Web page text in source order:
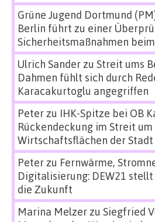
Grüne Jugend Dortmund
Berlin führt zu einer
Sicherheitsmaßnahmen
Ulrich Sanderzu Streit ums
Dahmen fühlt sich durch
Karacakurtoglu angegriffen
Peterzu IHK-Spitze bei OB
Rückendeckung im Streit um
Wirtschaftsflächen der Stadt
Peterzu Fernwärme,
Digitalisierung: DEW21
die Zukunft
Marina Melzerzu Siegfried